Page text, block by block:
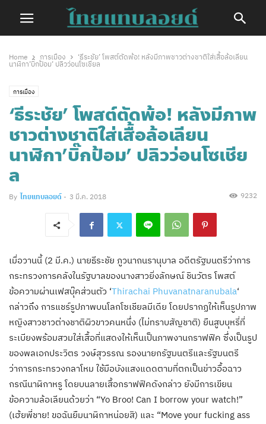
Home การเมือง
‘ธีระชัย’ โพสต์ตัดพ้อ! หลังมีภาพชาวต่างชาติใส่เสื้อล้อเลียน
นาฬิกา’บิ๊กป้อม’ ปลิวว่อนโซเชียล
การเมือง
‘ธีระชัย’ โพสต์ตัดพ้อ! หลังมีภาพ
ชาวต่างชาติใส่เสื้อล้อเลียน
นาฬิกา’บิ๊กป้อม’ ปลิวว่อนโซเชีย
ล
By ไทยแทบลอยด์ - 3 มี.ค. 2018 9232
เมื่อวานนี้ (2 มี.ค.) นายธีระชัย ภูวนาถนรานุบาล อดีตรัฐมนตรีว่าการ
กระทรวงการคลังในรัฐบาลของนางสาวยิ่งลักษณ์ ชินวัตร โพสต์
ข้อความผ่านเฟสบุ๊คส่วนตัว ‘Thirachai Phuvanatnaranubala‘
กล่าวถึง การแชร์รูปภาพบนโลกโซเชียลมีเดีย โดยปรากฏให้เห็นรูปภาพ
หญิงสาวชาวต่างชาติผิวขาวคนหนึ่ง (ไม่ทราบสัญชาติ) ยืนสูบบุหรี่ที่
ระเบียงพร้อมสวมใส่เสื้อที่แสดงให้เห็นเป็นภาพงานกราฟฟิค ซึ่งเป็นรูป
ของพลเอกประวิตร วงษ์สุวรรณ รองนายกรัฐมนตรีและรัฐมนตรี
ว่าการกระทรวงกลาโหม ใช้มือบังแสงแดดตามที่ตกเป็นข่าวอื้อฉาว
กรณีนาฬิกาหรู โดยบนลายเสื้อกราฟฟิคดังกล่าว ยังมีการเขียน
ข้อความล้อเลียนด้วยว่า “Yo Broo! Can I borrow your watch!”
(เฮ้ยพี่ชาย! ขอฉันยืมนาฬิกาหน่อยสิ) และ “Move your fucking ass